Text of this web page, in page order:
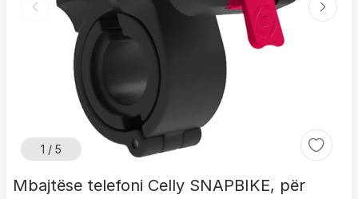
1 / 5
Mbajtëse telefoni Celly SNAPBIKE, për